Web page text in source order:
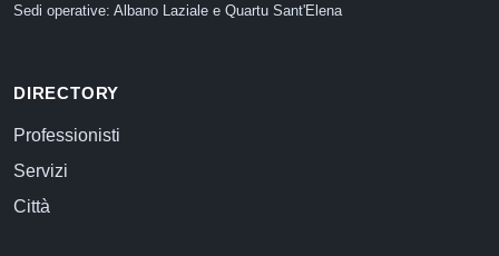
Sedi operative: Albano Laziale e Quartu Sant'Elena
DIRECTORY
Professionisti
Servizi
Città